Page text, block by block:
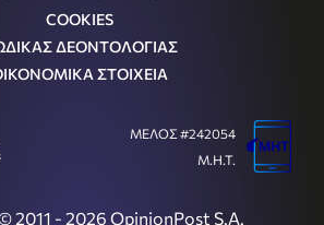
COOKIES
ΔΕΟΝΤΟΛΟΓΙΑΣ
ΣΤΟΙΧΕΙΑ
2011 - 2026 OpinionPost S.A.
ΜΕΛΟΣ #242054
Μ.Η.Τ.